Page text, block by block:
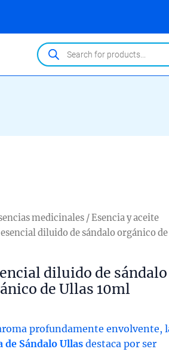
Products
search
medicinales /Esencia y aceite
diluido de sándalo orgánico de
diluido de sándalo
de Ullas 10ml
profundamente envolvente,
de Sándalo Ullasdestaca por ser